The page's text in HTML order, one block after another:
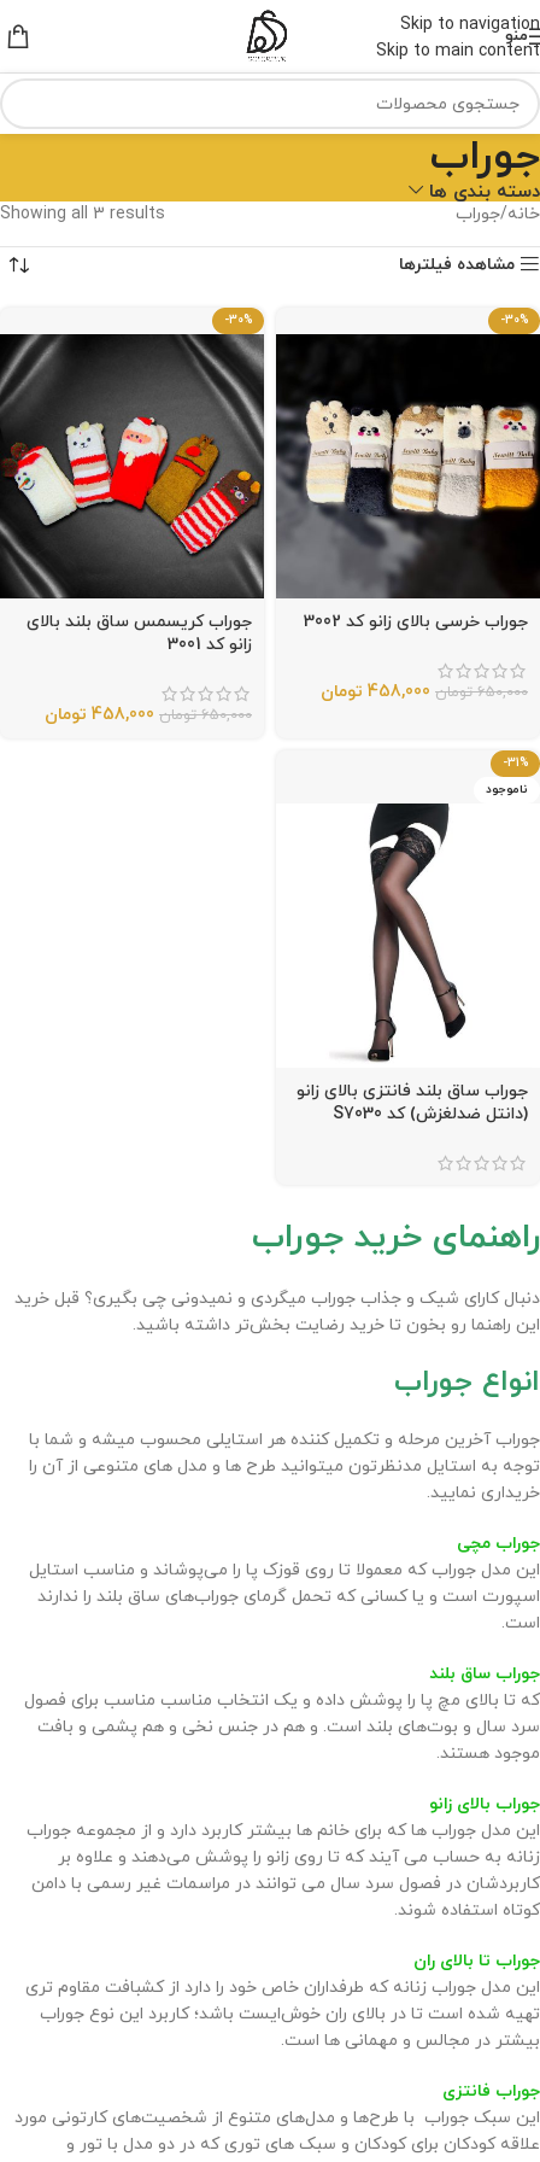
Skip to navigation
Skip to main content
منو
جوراب
دسته بندی ها
خانه جوراب Showing all 3 results
مشاهده فیلترها
-30%
جوراب خرسی بالای زانو کد 3002
650,000 تومان 458,000 تومان
-30%
جوراب کریسمس ساق بلند بالای
زانو کد 3001
650,000 تومان 458,000 تومان
-31%
ناموجود
جوراب ساق بلند فانتزی بالای زانو
(دانتل ضدلغزش) کد S7030
راهنمای خرید جوراب
دنبال کارای شیک و جذاب جوراب میگردی و نمیدونی چی بگیری؟ قبل خرید
این راهنما رو بخون تا خرید رضایت بخش‌تر داشته باشید.
انواع جوراب
جوراب آخرین مرحله و تکمیل کننده هر استایلی محسوب میشه و شما با
توجه به استایل مدنظرتون میتوانید طرح ها و مدل های متنوعی از آن را
خریداری نمایید.
جوراب مچی
این مدل جوراب که معمولا تا روی قوزک پا را می‌پوشاند و مناسب استایل
اسپورت است و یا کسانی که تحمل گرمای جوراب‌های ساق بلند را ندارند
است.
جوراب ساق بلند
که تا بالای مچ پا را پوشش داده و یک انتخاب مناسب مناسب برای فصول
سرد سال و بوت‌های بلند است. و هم در جنس نخی و هم پشمی و بافت
موجود هستند.
جوراب بالای زانو
این مدل جوراب ها که برای خانم ها بیشتر کاربرد دارد و از مجموعه جوراب
زنانه به حساب می آیند که تا روی زانو را پوشش می‌دهند و علاوه بر
کاربردشان در فصول سرد سال می توانند در مراسمات غیر رسمی با دامن
کوتاه استفاده شوند.
جوراب تا بالای ران
این مدل جوراب زنانه که طرفداران خاص خود را دارد از کشبافت مقاوم تری
تهیه شده است تا در بالای ران خوش‌ایست باشد؛ کاربرد این نوع جوراب
بیشتر در مجالس و مهمانی ها است.
جوراب فانتزی
این سبک جوراب با طرح‌ها و مدل‌های متنوع از شخصیت‌های کارتونی مورد
علاقه کودکان برای کودکان و سبک های توری که در دو مدل با تور و